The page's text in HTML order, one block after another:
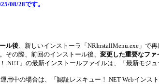
08/28です。
ル後、新しいインストーラ「NRInstallMenu.exe」で
その際、前回のインストール後、 変更した重要なファ
.NET」の最新インストールファイルは、「最新モジ
用中の場合は、「認証レスキュー！.NET Webイン